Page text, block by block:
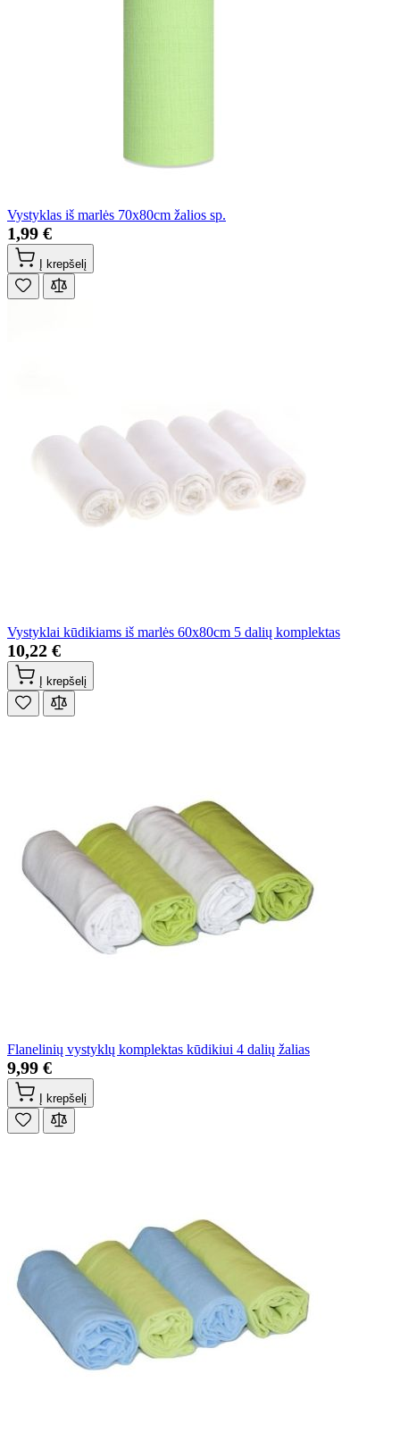
Vystyklas iš marlės 70x80cm žalios sp.
1,99 €
Į krepšelį
Vystyklai kūdikiams iš marlės 60x80cm 5 dalių komplektas
10,22 €
Į krepšelį
Flanelinių vystyklų komplektas kūdikiui 4 dalių žalias
9,99 €
Į krepšelį